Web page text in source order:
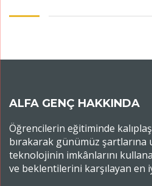
ALFA GENÇ HAKKINDA
Öğrencilerin eğitiminde
bırakarak günümüz şartlarına
teknolojinin imkânlarını
ve beklentilerini karşılayan en